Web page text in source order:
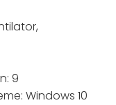
9
Windows 10